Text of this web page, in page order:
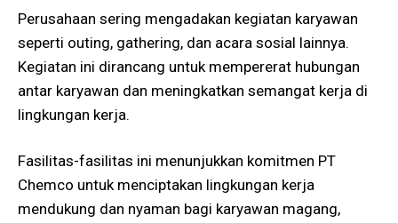
Perusahaan sering mengadakan kegiatan karyawan
seperti outing, gathering, dan acara sosial lainnya.
Kegiatan ini dirancang untuk mempererat hubungan
antar karyawan dan meningkatkan semangat kerja di
lingkungan kerja​​.
Fasilitas-fasilitas ini menunjukkan komitmen PT
Chemco untuk menciptakan lingkungan kerja
mendukung dan nyaman bagi karyawan magang,